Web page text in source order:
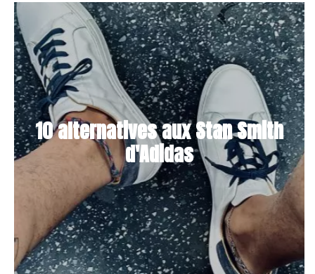
10 alternatives aux Stan Smith
d'Adidas